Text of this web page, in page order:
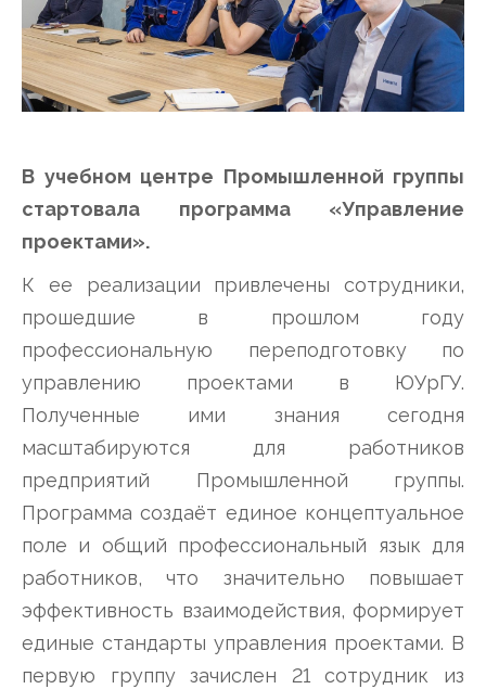
В учебном центре Промышленной группы
стартовала программа «Управление
проектами».
К ее реализации привлечены сотрудники,
прошедшие в прошлом году
профессиональную переподготовку по
управлению проектами в ЮУрГУ.
Полученные ими знания сегодня
масштабируются для работников
предприятий Промышленной группы.
Программа создаёт единое концептуальное
поле и общий профессиональный язык для
работников, что значительно повышает
эффективность взаимодействия, формирует
единые стандарты управления проектами. В
первую группу зачислен 21 сотрудник из